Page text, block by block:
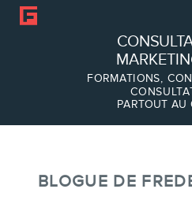
FORMATIONS,
PARTOUT AU
À
BLOGUE DE